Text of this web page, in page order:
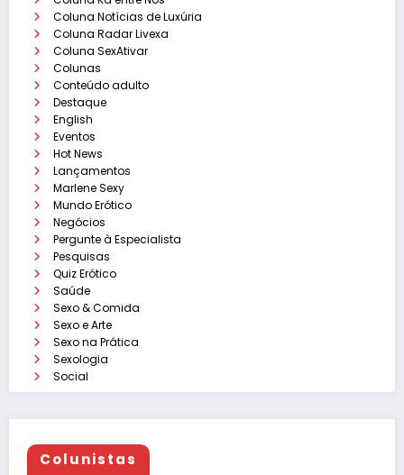
Coluna Notícias de Luxúria
Coluna Radar Livexa
Coluna SexAtivar
Colunas
Conteúdo adulto
Destaque
English
Eventos
Hot News
Lançamentos
Marlene Sexy
Mundo Erótico
Negócios
Pergunte à Especialista
Pesquisas
Quiz Erótico
Saúde
Sexo & Comida
Sexo e Arte
Sexo na Prática
Sexologia
Social
Colunistas